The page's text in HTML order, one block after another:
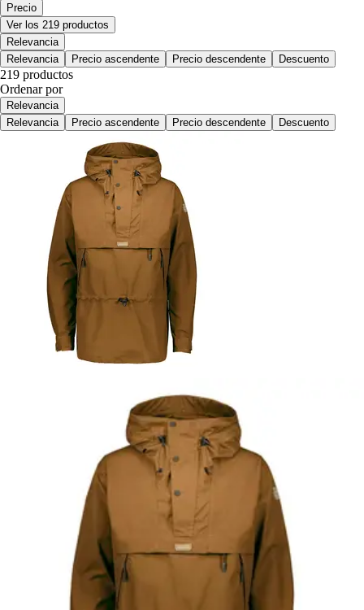
Precio
Ver los 219 productos
Relevancia
Relevancia
Precio ascendente Precio descendente Descuento
219 productos
Ordenar por
Relevancia
Relevancia
Precio ascendente Precio descendente Descuento